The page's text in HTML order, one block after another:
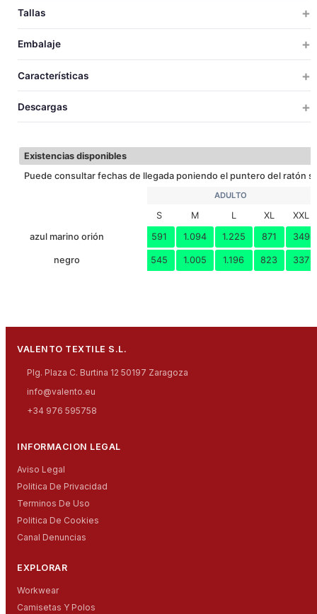
Tallas
TALLAS S M L XL XXL 3XL
ANCHO
Embalaje
M
XL 20 1 16.6 64x39x49
17.9 67x41x49
67x41x49
Características
Descargas
Existencias disponibles
Puede consultar fechas de llegada poniendo el puntero del ratón
ADULTO
S M L XL
XXL
azul marino orión
591 1.094 1.225 871 349
negro 545 1.005 1.196 823 337
VALENTO TEXTILE S.L.
Plg. Plaza C. Burtina 12 50197 Zaragoza
info@valento.eu
+34 976 595758
INFORMACION LEGAL
Aviso Legal
Politica De Privacidad
Terminos De Uso
Politica De Cookies
Canal Denuncias
EXPLORAR
Workwear
Camisetas Y Polos